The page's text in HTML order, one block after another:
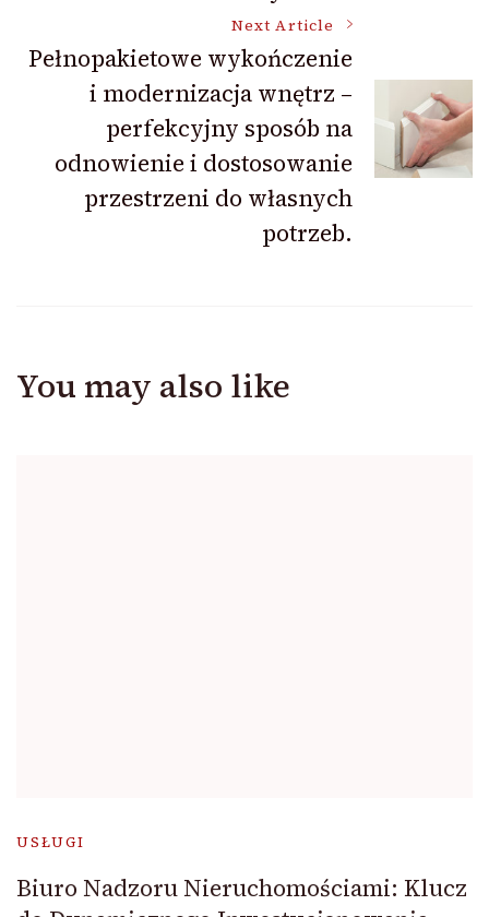
Next Article
Pełnopakietowe wykończenie
i modernizacja wnętrz –
perfekcyjny sposób na
odnowienie i dostosowanie
przestrzeni do własnych
potrzeb.
You may also like
USŁUGI
Biuro Nadzoru Nieruchomościami: Klucz